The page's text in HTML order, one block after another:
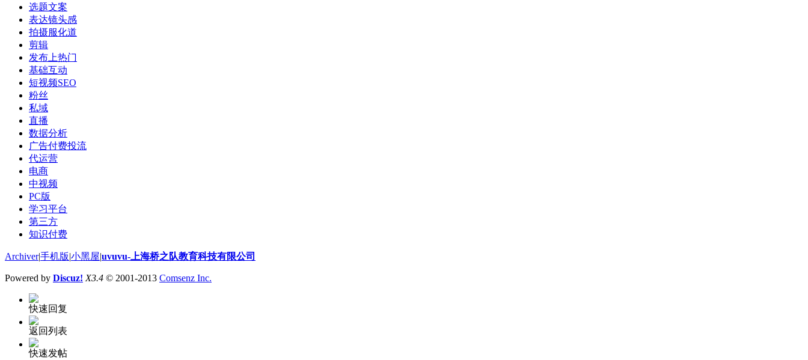
选题文案
表达镜头感
拍摄服化道
剪辑
发布上热门
基础互动
短视频SEO
粉丝
私域
直播
数据分析
广告付费投流
代运营
电商
中视频
PC版
学习平台
第三方
知识付费
Archiver|手机版|小黑屋|uvuvu-上海桥之队教育科技有限公司
Powered by Discuz! X3.4 © 2001-2013 Comsenz Inc.
快速回复
返回列表
快速发帖